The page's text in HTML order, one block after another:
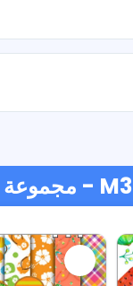
- مجموعة نصوص رقمية لحفلات هاواي ألوها - M3